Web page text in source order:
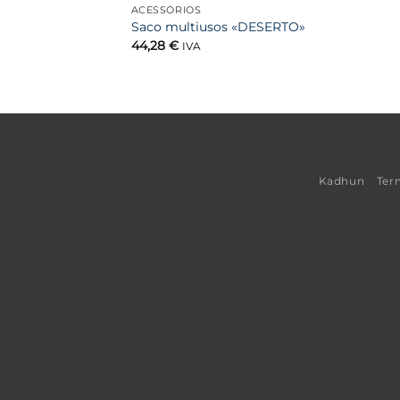
ACESSÓRIOS
Saco multiusos «DESERTO»
44,28 € IVA
Kadhun